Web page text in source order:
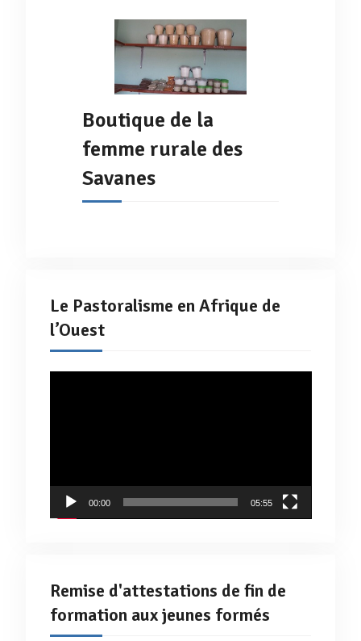
Boutique de la
femme rurale des
Savanes
Le Pastoralisme en Afrique de
l’Ouest
00:00 05:55
Remise d'attestations de fin de
formation aux jeunes formés